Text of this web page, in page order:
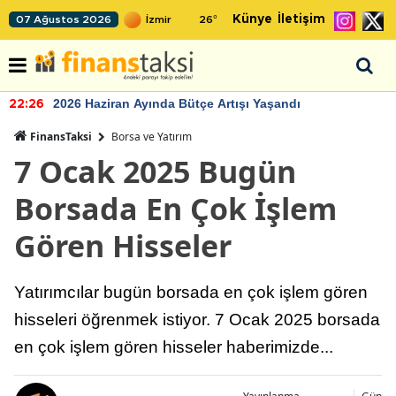
07 Ağustos 2026 26° Künye İletişim
22:26 2026 Haziran Ayında Bütçe Artışı Yaşandı
FinansTaksi Borsa ve Yatırım
7 Ocak 2025 Bugün
Borsada En Çok İşlem
Gören Hisseler
Yatırımcılar bugün borsada en çok işlem gören
hisseleri öğrenmek istiyor. 7 Ocak 2025 borsada
en çok işlem gören hisseler haberimizde...